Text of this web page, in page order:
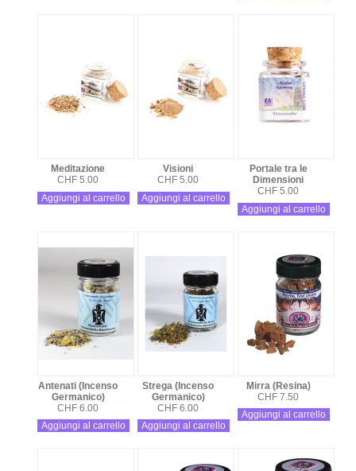
Meditazione
CHF 5.00
Aggiungi al carrello
Visioni
CHF 5.00
Aggiungi al carrello
Portale tra le
Dimensioni
CHF 5.00
Aggiungi al carrello
Antenati (Incenso
Germanico)
CHF 6.00
Aggiungi al carrello
Strega (Incenso
Germanico)
CHF 6.00
Aggiungi al carrello
Mirra (Resina)
CHF 7.50
Aggiungi al carrello